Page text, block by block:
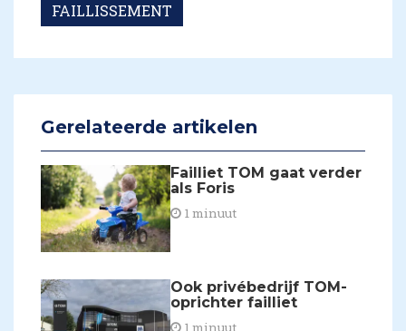
FAILLISSEMENT
Gerelateerde artikelen
Failliet TOM gaat verder
als Foris
1 minuut
Ook privébedrijf TOM-
oprichter failliet
1 minuut